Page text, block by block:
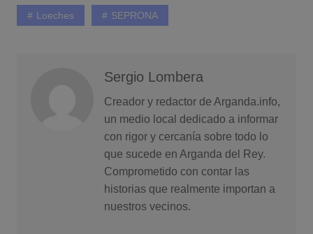
Loeches SEPRONA
Sergio Lombera
Creador y redactor de Arganda.info,
un medio local dedicado a informar
con rigor y cercanía sobre todo lo
que sucede en Arganda del Rey.
Comprometido con contar las
historias que realmente importan a
nuestros vecinos.